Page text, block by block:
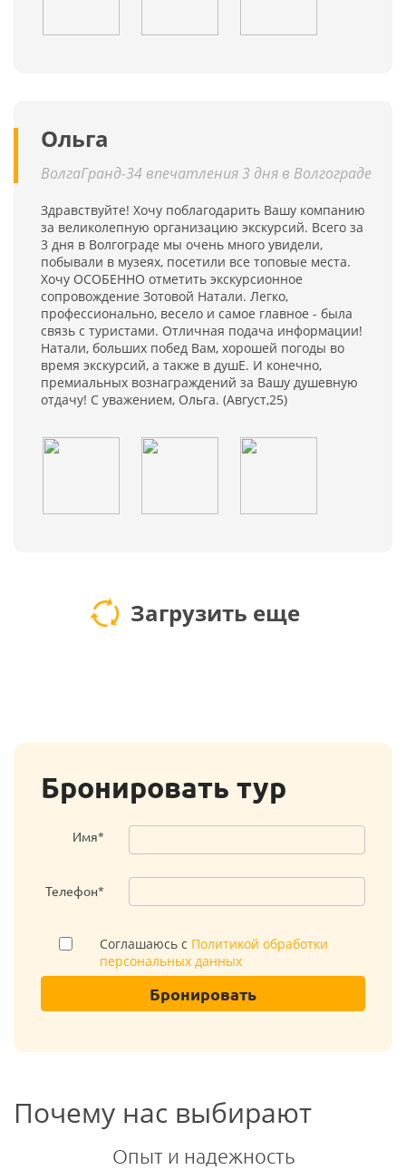
Ольга
ВолгаГранд-34 впечатления 3 дня в Волгограде
Здравствуйте! Хочу поблагодарить Вашу компанию
за великолепную организацию экскурсий. Всего за
3 дня в Волгограде мы очень много увидели,
побывали в музеях, посетили все топовые места.
Хочу ОСОБЕННО отметить экскурсионное
сопровождение Зотовой Натали. Легко,
профессионально, весело и самое главное - была
связь с туристами. Отличная подача информации!
Натали, больших побед Вам, хорошей погоды во
время экскурсий, а также в душЕ. И конечно,
премиальных вознаграждений за Вашу душевную
отдачу! С уважением, Ольга. (Август,25)
Загрузить еще
Бронировать тур
Имя*
Телефон*
Соглашаюсь с Политикой обработки
персональных данных
Бронировать
Почему нас выбирают
Опыт и надежность